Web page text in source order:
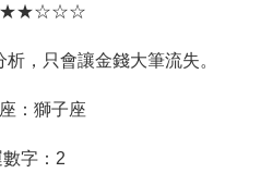
★★☆☆☆
，只會讓金錢大筆流失。
：獅子座
字：2